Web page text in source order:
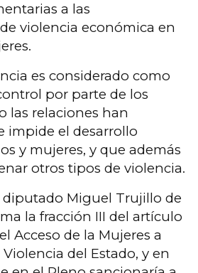
a las
violencia económica en
es considerado como
por parte de los
las relaciones han
impide el desarrollo
y mujeres, y que además
otros tipos de violencia.
diputado Miguel Trujillo de
la fracción III del artículo
Acceso de la Mujeres a
del Estado, y en